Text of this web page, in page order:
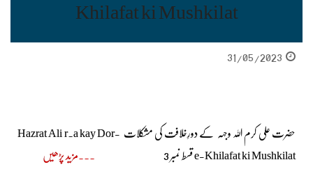
Khilafat ki Mushkilat
31/05/2023
حضرت علی کرم اللہ وجہہ کے دورِخلافت کی مشکلات Hazrat Ali r.a kay Dor-
e-Khilafat ki Mushkilat قسط نمبر 3 مزید پڑھیں